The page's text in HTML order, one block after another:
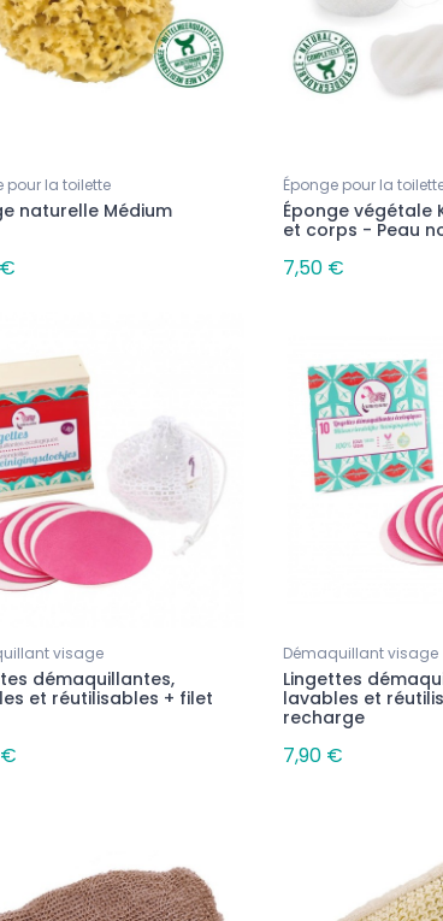
de
Bougie parfumée - Douce
Pistache
pour la toilette
naturelle Médium
Éponge pour la
Éponge végétale
et corps - Peau
7,50 €
visage
démaquillantes,
et réutilisables + filet
Démaquillant visage
Lingettes
lavables et
recharge
7,90 €